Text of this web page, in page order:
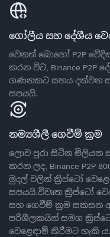
ගෝලීය සහ දේශීය
වෙනත් බොහෝ P2P
කරන විට, Binance P2P
ගණනකට සහය දක්වන
සපයයි.
නම්‍යශීලී ගෙවීම් ක්‍රම
ලොව පුරා සිටින මිලියන
කරන ලද, Binance P2P
මුදල් වලින් ක්‍රිප්ටෝ
සපයයි.විවෘත ක්‍රිප්ටෝ
සහ ගෙවීම් ක්‍රම සකසන
පරිශීලකයින් සමග
වෙළෙඳාම් කිරීමට හැකි ය.